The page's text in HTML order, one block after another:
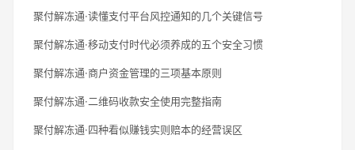
聚付解冻通·读懂支付平台风控通知的几个关键信号
聚付解冻通·移动支付时代必须养成的五个安全习惯
聚付解冻通·商户资金管理的三项基本原则
聚付解冻通·二维码收款安全使用完整指南
聚付解冻通·四种看似赚钱实则赔本的经营误区